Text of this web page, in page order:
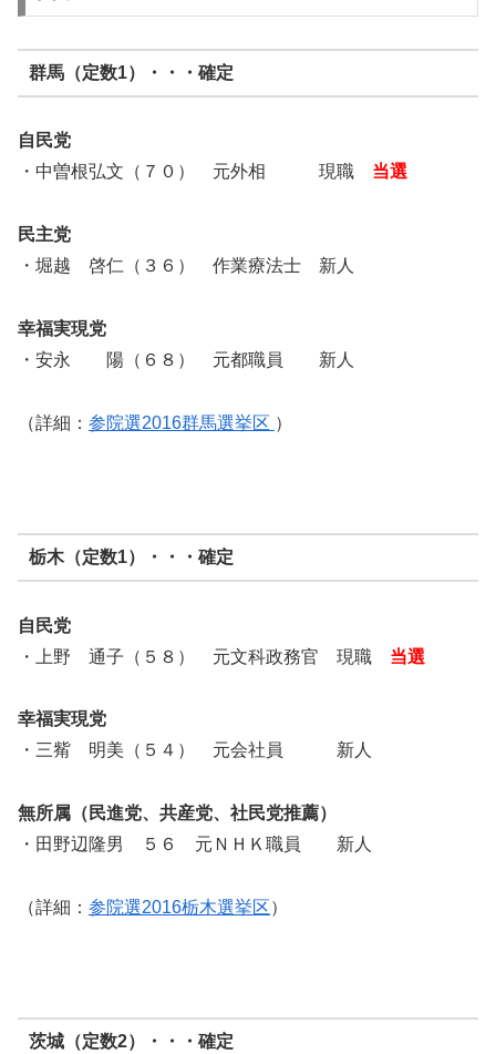
群馬（定数1）・・・確定
自民党
・中曽根弘文（７０） 元外相 現職 当選
民主党
・堀越 啓仁（３６） 作業療法士 新人
幸福実現党
・安永 陽（６８） 元都職員 新人
（詳細： 参院選2016群馬選挙区 ）
栃木（定数1）・・・確定
自民党
・上野 通子（５８） 元文科政務官 現職 当選
幸福実現党
・三觜 明美（５４） 元会社員 新人
無所属（民進党、共産党、社民党推薦）
・田野辺隆男 ５６ 元ＮＨＫ職員 新人
（詳細： 参院選2016栃木選挙区）
茨城（定数2）・・・確定